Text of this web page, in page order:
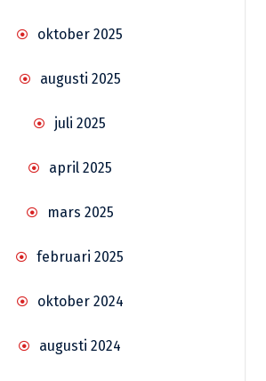
oktober 2025
augusti 2025
juli 2025
april 2025
mars 2025
februari 2025
oktober 2024
augusti 2024